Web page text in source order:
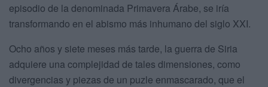
episodio de la denominada Primavera Árabe, se iría
transformando en el abismo más inhumano del siglo XXI.
Ocho años y siete meses más tarde, la guerra de Siria
adquiere una complejidad de tales dimensiones, como
divergencias y piezas de un puzle enmascarado, que el